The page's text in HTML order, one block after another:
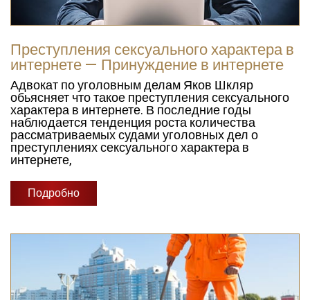
Преступления сексуального характера в
интернете — Принуждение в интернете
Адвокат по уголовным делам Яков Шкляр
обьясняет что такое преступления сексуального
характера в интернете. В последние годы
наблюдается тенденция роста количества
рассматриваемых судами уголовных дел о
преступлениях сексуального характера в
интернете,
Подробно